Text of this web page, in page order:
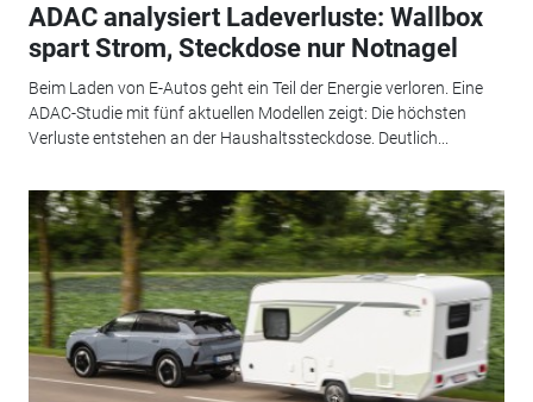
ADAC analysiert Ladeverluste: Wallbox
spart Strom, Steckdose nur Notnagel
Beim Laden von E-Autos geht ein Teil der Energie verloren. Eine
ADAC-Studie mit fünf aktuellen Modellen zeigt: Die höchsten
Verluste entstehen an der Haushaltssteckdose. Deutlich...